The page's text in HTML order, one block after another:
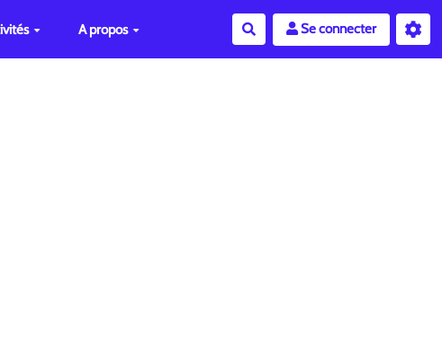
A propos RechercherSe connecter